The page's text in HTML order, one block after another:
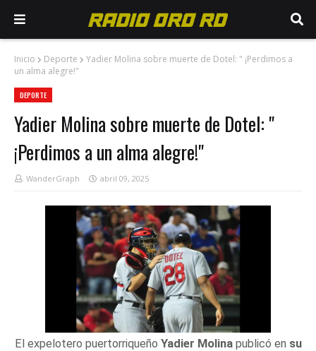
Inicio Deporte
Yadier Molina sobre muerte de Dotel: " ¡Perdimos a
un alma alegre!"
DEPORTE
Yadier Molina sobre muerte de Dotel: "
¡Perdimos a un alma alegre!"
WanderGraph abril 09, 2025
El expelotero puertorriqueño Yadier Molinapublicó en su